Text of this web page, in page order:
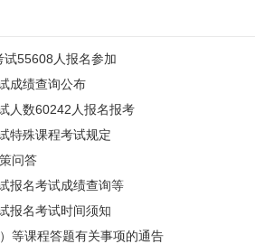
55608人报名参加
成绩查询公布
人数60242人报名报考
特殊课程考试规定
问答
报名考试成绩查询等
报名考试时间须知
等课程答题有关事项的通告